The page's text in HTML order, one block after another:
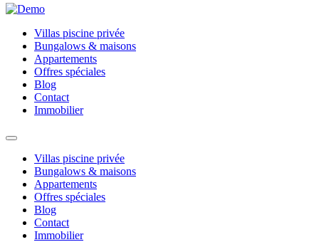
Villas piscine privée
Bungalows & maisons
Appartements
Offres spéciales
Blog
Contact
Immobilier
Villas piscine privée
Bungalows & maisons
Appartements
Offres spéciales
Blog
Contact
Immobilier